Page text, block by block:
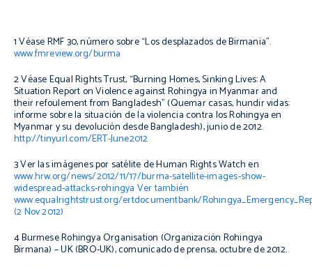
1 Véase RMF 30, número sobre “Los desplazados de Birmania”.
www.fmreview.org/burma
2 Véase Equal Rights Trust, “Burning Homes, Sinking Lives: A
Situation Report on Violence against Rohingya in Myanmar and
theirrefoulementfrom Bangladesh” (Quemar casas, hundir vidas:
informe sobre la situación de la violencia contra los Rohingya en
Myanmar y su devolución desde Bangladesh), junio de 2012.
http://tinyurl.com/ERT-June2012
3 Ver las imágenes por satélite de Human Rights Watch en
www.hrw.org/news/2012/11/17/burma-satellite-images-show-
widespread-attacks-rohingya Ver también
www.equalrightstrust.org/ertdocumentbank/
(2 Nov 2012)
4 Burmese Rohingya Organisation (Organización Rohingya
Birmana) – UK (BRO-UK), comunicado de prensa, octubre de 2012.